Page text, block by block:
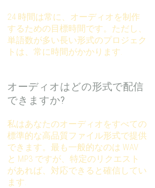
24 時間は常に、オーディオを制作
するための目標時間です。ただし、
単語数が多い長い形式のプロジェク
トは、常に時間がかかります.
オーディオはどの形式で配信
できますか?
私はあなたのオーディオをすべての
標準的な高品質ファイル形式で提供
できます。最も一般的なのは WAV
と MP3 ですが、特定のリクエスト
があれば、対応できると確信してい
ます.